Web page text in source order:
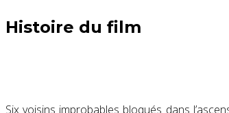
Histoire du film
Six voisins improbables bloqués dans